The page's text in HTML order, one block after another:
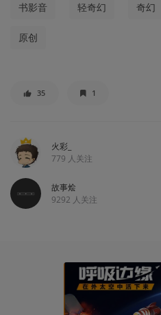
书影音 轻奇幻 奇幻
原创
35 1
火彩_
779 人关注
故事烩
9292 人关注